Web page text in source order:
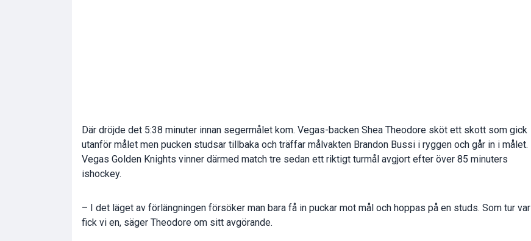
Där dröjde det 5:38 minuter innan segermålet kom. Vegas-backen Shea Theodore sköt ett skott som gick
utanför målet men pucken studsar tillbaka och träffar målvakten Brandon Bussi i ryggen och går in i målet.
Vegas Golden Knights vinner därmed match tre sedan ett riktigt turmål avgjort efter över 85 minuters
ishockey.
– I det läget av förlängningen försöker man bara få in puckar mot mål och hoppas på en studs. Som tur var
fick vi en, säger Theodore om sitt avgörande.